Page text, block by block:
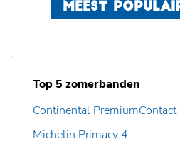
MEEST
Top 5 zomerbanden
Continental PremiumContact
Michelin Primacy 4